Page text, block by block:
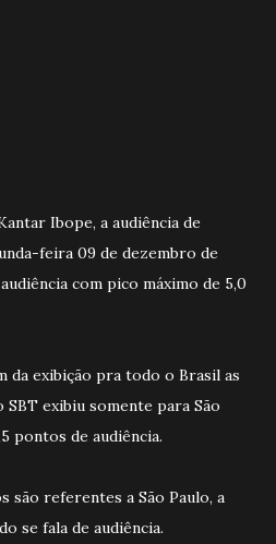
Ibope, a audiência de
feira 09 de dezembro de
com pico máximo de 5,0
da exibição pra todo o Brasil as
SBT exibiu somente para São
pontos de audiência.
são referentes a São Paulo, a
se fala de audiência.